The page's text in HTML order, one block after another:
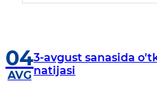
04
AVG
3-avgust sanasida
natijasi